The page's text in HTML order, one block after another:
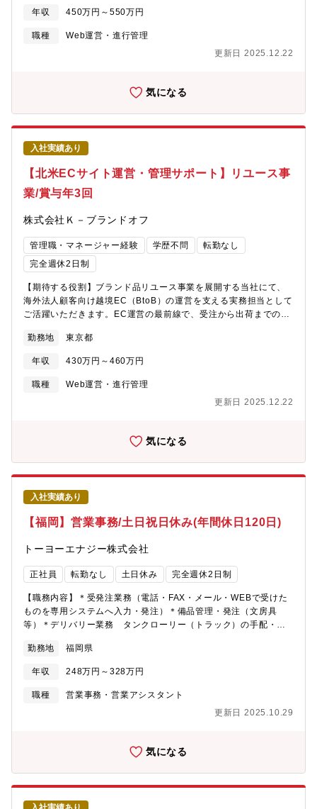
上げ分析）【手掛けるサイト】■自社サイト（英語版）■eBay
■Chrono24 など■Vestiaire Collective■unikura■From
Japan■e lady【魅力】■年々市場規模が大きくなっているリユー
進しております。また、今後は上場も視野に入れているなど成長
成】４名います。1人3つ～4つのECサイトを担当しています
年収 450万円～550万円
職種
Web運営・進行管理
更新日 2025.12.22
気になる
入社実績あり
【北米ECサイト運営・管理サポート】リユース事
業/賞与年3回
株式会社Ｋ－ブランドオフ
管理職・マネージャー経験 学歴不問
転勤なし
完全週休2日制
【期待する役割】ブランド品リユース事業を展開する当社にて、
海外法人顧客向け越境EC（BtoB）の運営を支える実務担当として
ご活躍いただきます。EC運営の最前線で、受注から出荷までの一
と業務品質の向上を担っていただくポジションです。将来的に
は、業務改善や運営フローの最適化など、EC運営の基盤づくりに
も関わっていただくことを期待しています。【具体的には】■海外
法人顧客向け越境ECサイト（BtoB）の運営サポート業務■受注処
メール対応（英語中心）■EC管理システム（Shopify等）へのデー
に付随する各種事務業務および社内関連部署との連携【魅力】■
年々市場規模が大きくなっているリユース業界の中でも同社は特
に業績が好調で、海外進出を積極的に推進しております。また、
今後は上場も視野に入れているなど成長段階のフェーズでご経験
を活かしてご活躍頂けます。【組織構成】直属の上司は経験豊富
な2名の男性スタッフとなります。現在OBCチームは少数精鋭。
0→1を一緒に作る楽しさを実感できる環境です。
勤務地 東京都
年収 430万円～460万円
職種
Web運営・進行管理
更新日 2025.12.22
気になる
入社実績あり
【福岡】営業事務/土日祝日休み(年間休日120日)
トーヨーエナジー株式会社
正社員 転勤なし 土日休み 完全週休2日制
【職務内容】＊受発注業務（電話・FAX・メール・WEBで受けた
ものを専用システムへ入力・発注）＊備品管理・発注（文房具
等）＊デリバリー業務 タンクローリー（トラック）の手配・納
（Excel・関数・マクロ・ピポット等使用）＊来客応対（ペットボ
トルでのお茶出し有）＊諸雑務（書類ファイリング、郵便局等へ
郵便発送等、清掃等）・備品管理※同業務の方は2名いらっしゃい
ます（社員）【福岡支店】男性4名（30代～50代）、女性（20～
勤務地 福岡県
年収 248万円～328万円
職種
営業事務・営業アシスタント
更新日 2025.10.29
気になる